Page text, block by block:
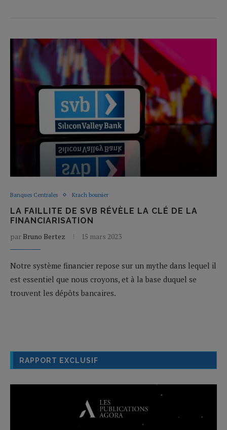
Banques Centrales Krach boursier
LA FAILLITE DE SVB RÉVÈLE LA CLÉ DE LA
FINANCIARISATION
par Bruno Bertez 15 mars 2023
Notre système financier repose sur un mythe dans lequel il
est essentiel que nous croyons, et à la base duquel se
trouvent les dépôts bancaires.
RAPPORT EXCLUSIF